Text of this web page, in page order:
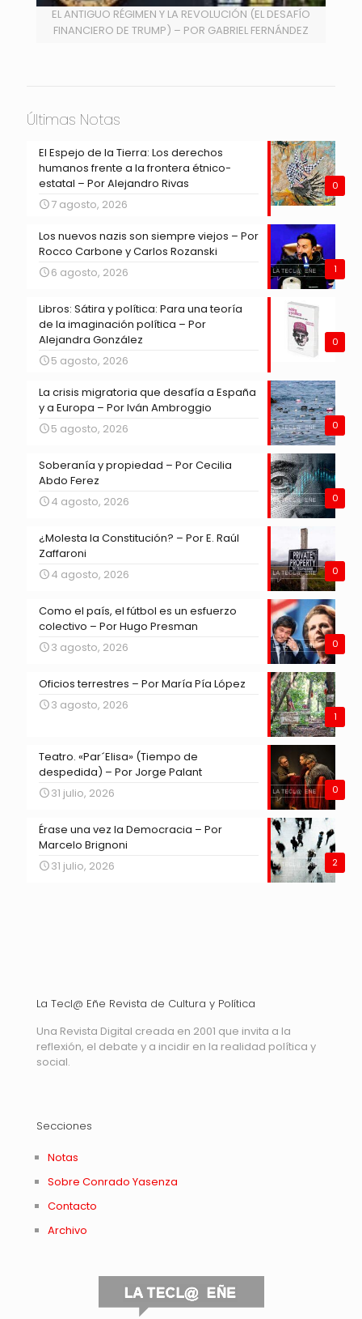
EL ANTIGUO RÉGIMEN Y LA REVOLUCIÓN (EL DESAFÍO
FINANCIERO DE TRUMP) – POR GABRIEL FERNÁNDEZ
Últimas Notas
0
El Espejo de la Tierra: Los derechos
humanos frente a la frontera étnico-
estatal – Por Alejandro Rivas
7 agosto, 2026
1
Los nuevos nazis son siempre viejos – Por
Rocco Carbone y Carlos Rozanski
6 agosto, 2026
0
Libros: Sátira y política: Para una teoría
de la imaginación política – Por
Alejandra González
5 agosto, 2026
0
La crisis migratoria que desafía a España
y a Europa – Por Iván Ambroggio
5 agosto, 2026
0
Soberanía y propiedad – Por Cecilia
Abdo Ferez
4 agosto, 2026
0
¿Molesta la Constitución? – Por E. Raúl
Zaffaroni
4 agosto, 2026
0
Como el país, el fútbol es un esfuerzo
colectivo – Por Hugo Presman
3 agosto, 2026
1
Oficios terrestres – Por María Pía López
3 agosto, 2026
0
Teatro. «Par´Elisa» (Tiempo de
despedida) – Por Jorge Palant
31 julio, 2026
2
Érase una vez la Democracia – Por
Marcelo Brignoni
31 julio, 2026
La Tecl@ Eñe Revista de Cultura y Política
Una Revista Digital creada en 2001 que invita a la
reflexión, el debate y a incidir en la realidad política y
social.
Secciones
Notas
Sobre Conrado Yasenza
Contacto
Archivo